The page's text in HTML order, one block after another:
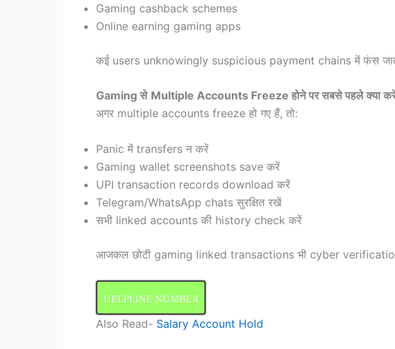
Gaming cashback schemes
Online earning gaming apps
कई users unknowingly suspicious payment chains में फंस
Gaming से Multiple Accounts Freeze होने पर सबसे पहले क्या
अगर multiple accounts freeze हो गए हैं, तो:
Panic में transfers न करें
Gaming wallet screenshots save करें
UPI transaction records download करें
Telegram/WhatsApp chats सुरक्षित रखें
सभी linked accounts की history check करें
आजकल छोटी gaming linked transactions भी cyber
HELPLINE NUMBER
Also Read- Salary Account Hold